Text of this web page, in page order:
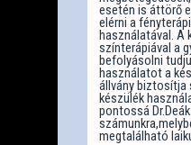
esetén is áttörő
elérni a
használatával. A
színterápiával a
befolyásolni
használatot a
állvány biztosítja
készülék
pontossá
megtalálható